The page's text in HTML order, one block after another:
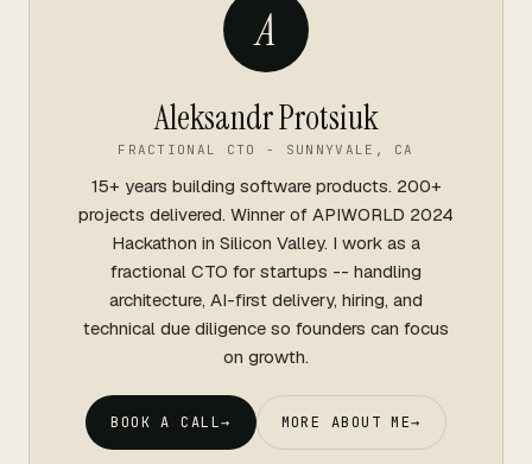
A
Aleksandr Protsiuk
FRACTIONAL CTO - SUNNYVALE, CA
15+ years building software products. 200+
projects delivered. Winner of APIWORLD 2024
Hackathon in Silicon Valley. I work as a
fractional CTO for startups -- handling
architecture, AI-first delivery, hiring, and
technical due diligence so founders can focus
on growth.
BOOK A CALL→ MORE ABOUT ME→